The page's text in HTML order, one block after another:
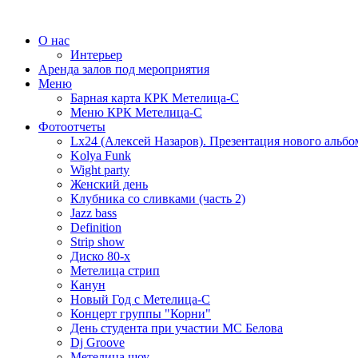
О нас
Интерьер
Аренда залов под мероприятия
Меню
Барная карта КРК Метелица-С
Меню КРК Метелица-С
Фотоотчеты
Lx24 (Алексей Назаров). Презентация нового
Kolya Funk
Wight party
Женский день
Клубника со сливками (часть 2)
Jazz bass
Definition
Strip show
Диско 80-х
Метелица стрип
Канун
Новый Год с Метелица-С
Концерт группы "Корни"
День студента при участии МС Белова
Dj Groove